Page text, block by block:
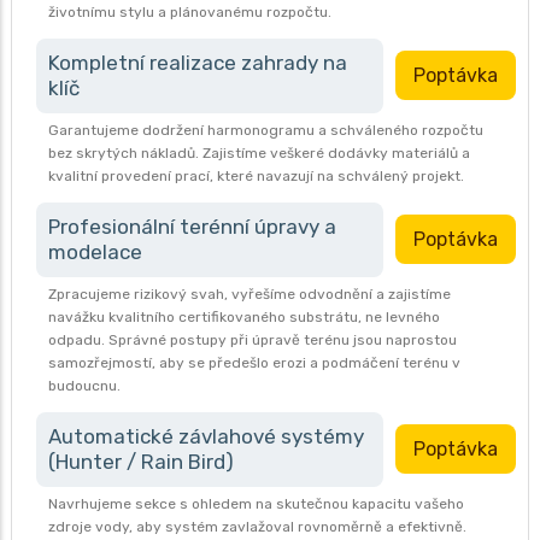
životnímu stylu a plánovanému rozpočtu.
Kompletní realizace zahrady na
klíč
Poptávka
Garantujeme dodržení harmonogramu a schváleného rozpočtu
bez skrytých nákladů. Zajistíme veškeré dodávky materiálů a
kvalitní provedení prací, které navazují na schválený projekt.
Profesionální terénní úpravy a
modelace
Poptávka
Zpracujeme rizikový svah, vyřešíme odvodnění a zajistíme
navážku kvalitního certifikovaného substrátu, ne levného
odpadu. Správné postupy při úpravě terénu jsou naprostou
samozřejmostí, aby se předešlo erozi a podmáčení terénu v
budoucnu.
Automatické závlahové systémy
(Hunter / Rain Bird)
Poptávka
Navrhujeme sekce s ohledem na skutečnou kapacitu vašeho
zdroje vody, aby systém zavlažoval rovnoměrně a efektivně.